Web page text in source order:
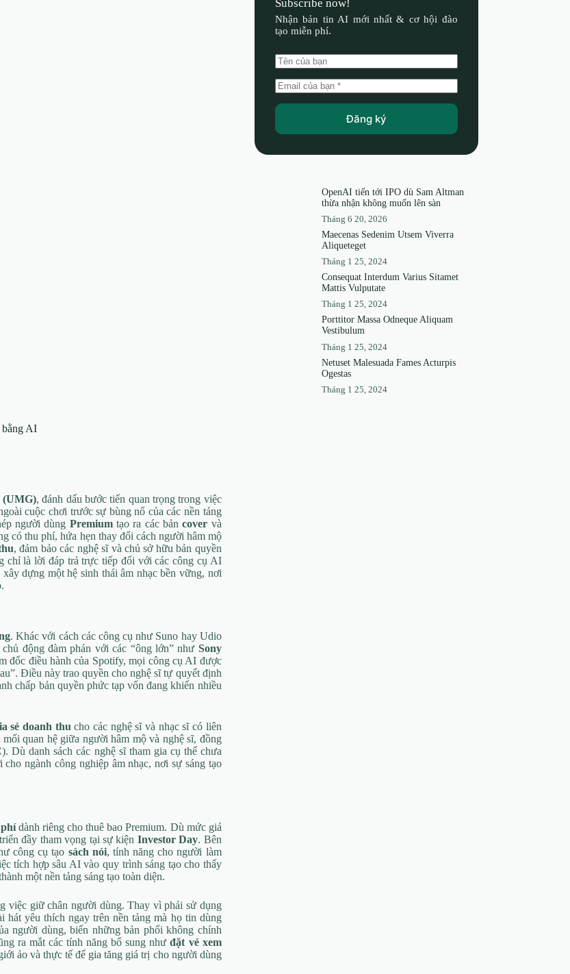
bằng AI
(UMG), đánh dấu bước tiến quan trọng trong việc
cuộc chơi trước sự bùng nổ của các nền tảng
người dùng Premiumtạo ra các bảncover và
có thu phí, hứa hẹn thay đổi cách người hâm mộ
, đảm bảo các nghệ sĩ và chủ sở hữu bản quyền
chỉ là lời đáp trả trực tiếp đối với các công cụ AI
dựng một hệ sinh thái âm nhạc bền vững, nơi
. Khác với cách các công cụ như Suno hay Udio
động đàm phán với các “ông lớn” như Sony
đốc điều hành của Spotify, mọi công cụ AI được
Điều này trao quyền cho nghệ sĩ tự quyết định
chấp bản quyền phức tạp vốn đang khiến nhiều
sẻ doanh thucho các nghệ sĩ và nhạc sĩ có liên
quan hệ giữa người hâm mộ và nghệ sĩ, đồng
). Dù danh sách các nghệ sĩ tham gia cụ thể chưa
ngành công nghiệp âm nhạc, nơi sự sáng tạo
dành riêng cho thuê bao Premium. Dù mức giá
đầy tham vọng tại sự kiện Investor Day. Bên
công cụ tạo sách nói, tính năng cho người làm
tích hợp sâu AI vào quy trình sáng tạo cho thấy
một nền tảng sáng tạo toàn diện.
việc giữ chân người dùng. Thay vì phải sử dụng
hát yêu thích ngay trên nền tảng mà họ tin dùng
người dùng, biến những bản phối không chính
ra mắt các tính năng bổ sung nhưđặt vé xem
ảo và thực tế để gia tăng giá trị cho người dùng
Subscribe now!
Nhận bản tin AI mới nhất & cơ hội đào
tạo miễn phí.
Đăng ký
OpenAI tiến tới IPO dù Sam Altman
thừa nhận không muốn lên sàn
Tháng 6 20, 2026
Maecenas Sedenim Utsem Viverra
Aliqueteget
Tháng 1 25, 2024
Consequat Interdum Varius Sitamet
Mattis Vulputate
Tháng 1 25, 2024
Porttitor Massa Odneque Aliquam
Vestibulum
Tháng 1 25, 2024
Netuset Malesuada Fames Acturpis
Ogestas
Tháng 1 25, 2024